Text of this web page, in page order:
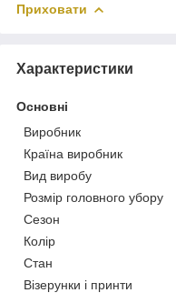
Приховати
Характеристики
Основні
Виробник
Країна виробник
Вид виробу
Розмір головного убору
Сезон
Колір
Стан
Візерунки і принти